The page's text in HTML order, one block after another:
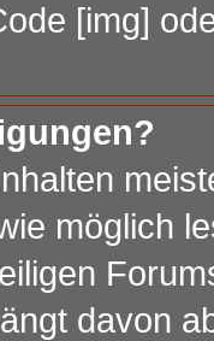
[img]
möglich
davon